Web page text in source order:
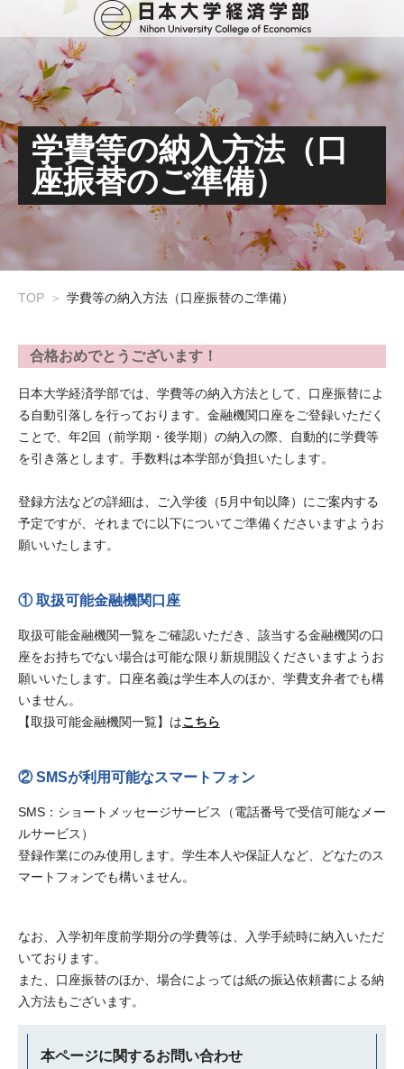
学費等の納入方法（口
座振替のご準備）
TOP 学費等の納入方法（口座振替のご準備）
合格おめでとうございます！
日本大学経済学部では、学費等の納入方法として、口座振替によ
る自動引落しを行っております。金融機関口座をご登録いただく
ことで、年2回（前学期・後学期）の納入の際、自動的に学費等
を引き落とします。手数料は本学部が負担いたします。
登録方法などの詳細は、ご入学後（5月中旬以降）にご案内する
予定ですが、それまでに以下についてご準備くださいますようお
願いいたします。
取扱可能金融機関口座
取扱可能金融機関一覧をご確認いただき、該当する金融機関の口
座をお持ちでない場合は可能な限り新規開設くださいますようお
願いいたします。口座名義は学生本人のほか、学費支弁者でも構
いません。
【取扱可能金融機関一覧】はこちら
SMSが利用可能なスマートフォン
SMS：ショートメッセージサービス（電話番号で受信可能なメー
ルサービス）
登録作業にのみ使用します。学生本人や保証人など、どなたのス
マートフォンでも構いません。
なお、入学初年度前学期分の学費等は、入学手続時に納入いただ
いております。
また、口座振替のほか、場合によっては紙の振込依頼書による納
入方法もございます。
本ページに関するお問い合わせ